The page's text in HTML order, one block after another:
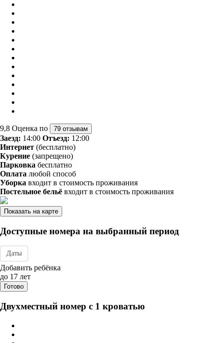
9,8 Оценка по 79 отзывам
Заезд: 14:00 Отъезд: 12:00
Интернет (бесплатно)
Курение (запрещено)
Парковка бесплатно
Оплата любой способ
Уборка входит в стоимость проживания
Постельное бельё входит в стоимость проживания
Показать на карте
Доступные номера на выбранный период
Даты
Дата заезда - отъезда
Добавить ребёнка
до 17 лет
Готово
Двухместный номер с 1 кроватью